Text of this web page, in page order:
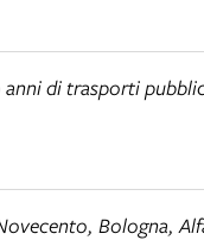
di trasporti
, Bologna,